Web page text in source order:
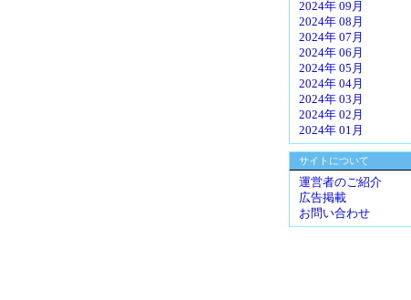
2024年 09月
2024年 08月
2024年 07月
2024年 06月
2024年 05月
2024年 04月
2024年 03月
2024年 02月
2024年 01月
サイトについて
運営者のご紹介
広告掲載
お問い合わせ